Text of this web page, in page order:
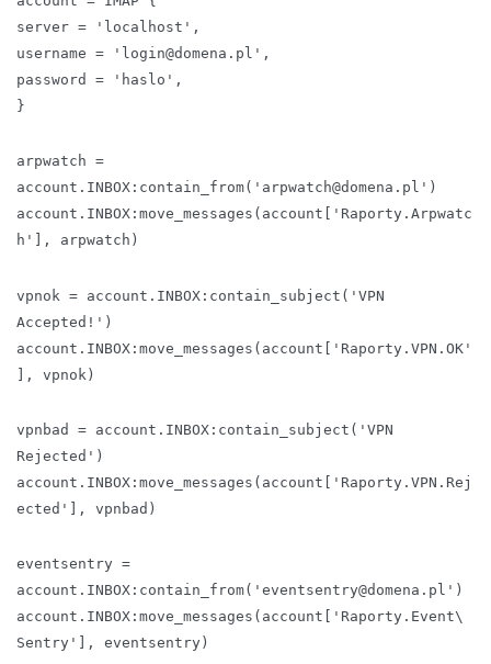
server = 'localhost',
username = 'login@domena.pl',
password = 'haslo',
}
arpwatch =
account.INBOX:contain_from('arpwatch@domena.pl')
account.INBOX:move_messages(account['Raporty.Arpwatc
h'], arpwatch)
vpnok = account.INBOX:contain_subject('VPN
Accepted!')
account.INBOX:move_messages(account['Raporty.VPN.OK'
], vpnok)
vpnbad = account.INBOX:contain_subject('VPN
Rejected')
account.INBOX:move_messages(account['Raporty.VPN.Rej
ected'], vpnbad)
eventsentry =
account.INBOX:contain_from('eventsentry@domena.pl')
account.INBOX:move_messages(account['Raporty.Event\
Sentry'], eventsentry)